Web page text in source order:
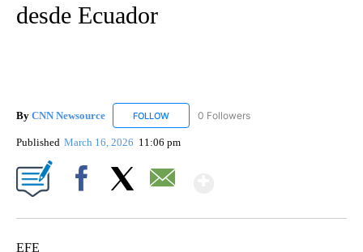
desde Ecuador
By CNN Newsource FOLLOW FOLLOW "CNN NEWSOURCE" TO RECEIVE
0 Followers
Published March 16, 2026 11:06 pm
EFE